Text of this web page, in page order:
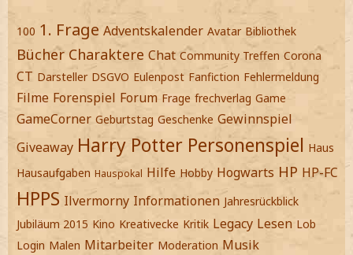
100 1. Frage Adventskalender Avatar Bibliothek
Bücher Charaktere Chat Community Treffen Corona
CT Darsteller DSGVO Eulenpost Fanfiction Fehlermeldung
Filme Forenspiel Forum Frage frechverlag Game
GameCorner Geburtstag Geschenke Gewinnspiel
Giveaway Harry Potter Personenspiel Haus
Hausaufgaben Hauspokal Hilfe Hobby Hogwarts HP HP-FC
HPPS Ilvermorny Informationen Jahresrückblick
Jubiläum 2015 Kino Kreativecke Kritik Legacy Lesen Lob
Login Malen Mitarbeiter Moderation Musik